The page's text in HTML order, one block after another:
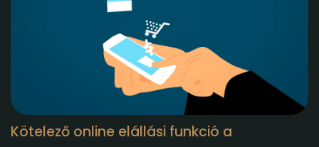
Kötelező online elállási funkció a